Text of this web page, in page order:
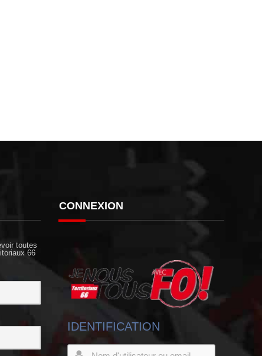
toutes
66
CONNEXION
IDENTIFICATION